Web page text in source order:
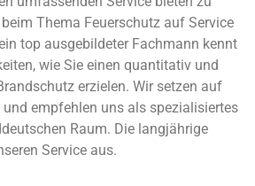
Thema Feuerschutz auf Service
top ausgebildeter Fachmann kennt
wie Sie einen quantitativ und
erzielen. Wir setzen auf
und empfehlen uns als spezialisiertes
Raum. Die langjährige
Service aus.